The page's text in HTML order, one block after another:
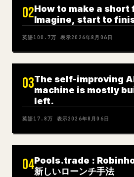
02How to make a short
Imagine, start to
英語100.7万 表示2026年8月06日
03The self-improving
machine is mostly
left.
英語17.8万 表示2026年8月06日
04Pools.trade :
新しいローンチ手法